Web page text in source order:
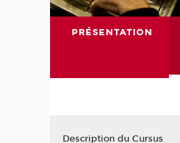
PRÉSENTATION
Description du Cursus